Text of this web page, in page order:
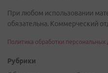
При любом использовании
обязательна. Коммерческий
Политика обработки персональных
Рубрики